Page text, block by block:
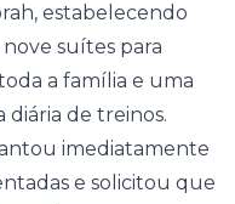
estabelecendo
nove suítes para
a família e uma
diária de treinos.
imediatamente
e solicitou que